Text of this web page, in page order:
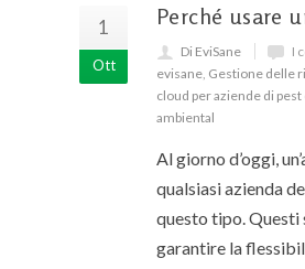
1
Ott
Perché usare
Di EviSane I
evisane Gestione delle
cloud per aziende di
ambiental
Al giorno d’oggi,
qualsiasi azienda
questo tipo.
garantire la